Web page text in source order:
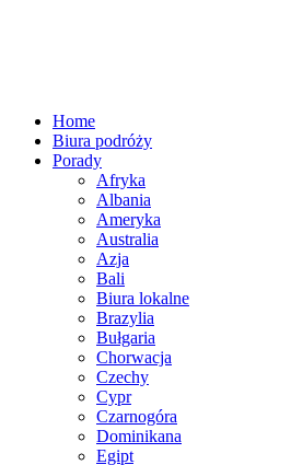
Home
Biura podróży
Porady
Afryka
Albania
Ameryka
Australia
Azja
Bali
Biura lokalne
Brazylia
Bułgaria
Chorwacja
Czechy
Cypr
Czarnogóra
Dominikana
Egipt